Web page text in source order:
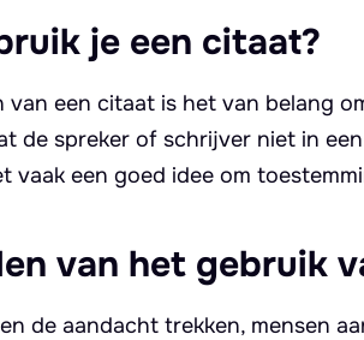
je een citaat?
van een citaat is het van belang
de spreker of schrijver niet in
vaak een goed idee om
van het gebruik
de aandacht trekken, mensen